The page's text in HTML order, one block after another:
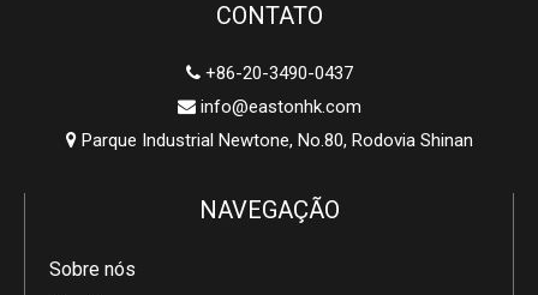
CONTATO
+86-20-3490-0437
 info@eastonhk.com
Parque Industrial Newtone, No.80, Rodovia Shinan
NAVEGAÇÃO
Sobre nós